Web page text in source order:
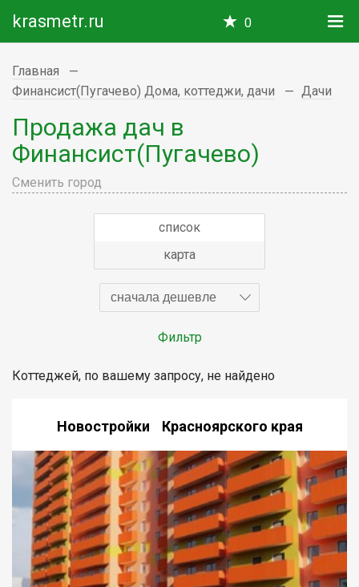
krasmetr.ru 0
Главная
Финансист(Пугачево) Дома, коттеджи, дачи
Дачи
Продажа дач в
Финансист(Пугачево)
Сменить город
список
карта
сначала дешевле
Фильтр
Коттеджей, по вашему запросу, не найдено
Новостройки Красноярского края